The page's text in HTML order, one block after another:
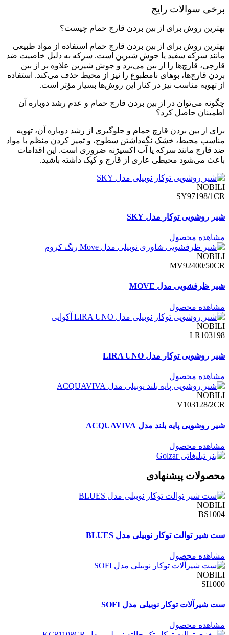
برخی سوالات رایج
بهترین روش برای از بین بردن قارچ حمام چیست؟
بهترین روش برای از بین بردن قارچ حمام استفاده از مواد طبیعی
مانند سرکه سفید یا جوش شیرین است. سرکه به دلیل خاصیت ضد
قارچی، قارچ‌ها را از بین می‌برد و جوش شیرین علاوه بر از بین
بردن قارچ‌ها، بوهای نامطبوع را نیز از محیط حذف می‌کند. استفاده
از تهویه مناسب نیز در کنار این روش‌ها بسیار مؤثر است.
چگونه می‌توان در از بین بردن قارچ حمام و عدم رشد دوباره آن
اطمینان حاصل کرد؟
برای از بین بردن قارچ حمام و جلوگیری از رشد دوباره آن، تهویه
مناسب محیط، خشک نگه‌داشتن سطوح، و تمیز کردن منظم با مواد
ضد قارچ مانند سرکه یا آب اکسیژنه ضروری است. این اقدامات
باعث می‌شود محیطی عاری از قارچ و کپک داشته باشید.
NOBILI
SY97198/1CR
شیر روشویی توکار مدل SKY
مشاهده محصول
NOBILI
MV92400/50CR
شیر ظرفشویی مدل MOVE
مشاهده محصول
NOBILI
LR103198
شیر روشویی توکار مدل LIRA UNO
مشاهده محصول
NOBILI
V103128/2CR
شیر روشویی پایه بلند مدل ACQUAVIVA
مشاهده محصول
محصولات پیشنهادی
NOBILI
BS1004
ست شیر توالت توکار نوبیلی مدل BLUES
مشاهده محصول
NOBILI
SI1000
ست شیرآلات توکار نوبیلی مدل SOFI
مشاهده محصول